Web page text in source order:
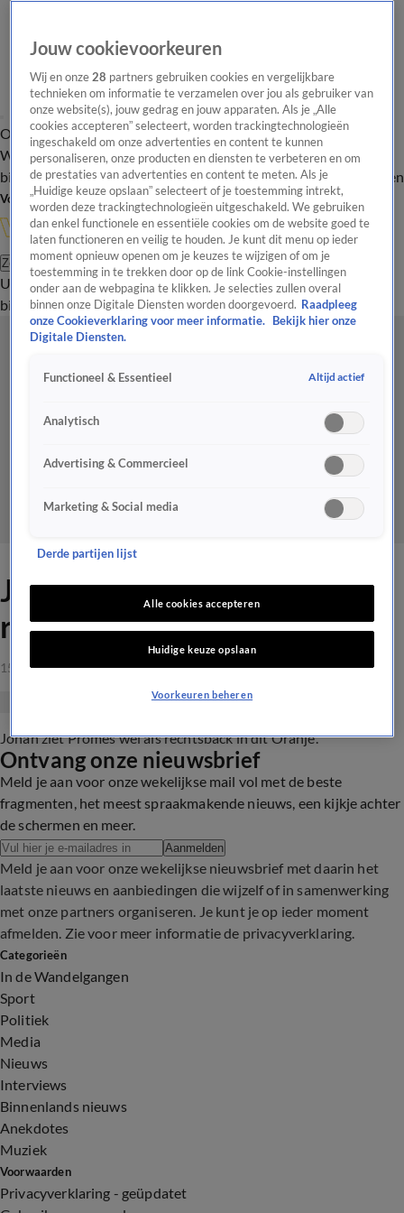
Overzicht Onze programma's Uitzendingen Onze gezichten
In de
WandelgangenInterviewsUitzending
bijwonenPodcastShopVeelgestelde vragenKijkersvraag insturen
Volg Vandaag Inside
Zoeken
UitzendingenVandaag InsideDe OranjezomerShopUitzending
bijwonen
Johan oppert: 'Zet Promes
rechtsback in Oranje'
15 okt 2019, 00:47
Johan ziet Promes wel als rechtsback in dit Oranje.
Ontvang onze nieuwsbrief
Meld je aan voor onze wekelijkse mail vol met de beste
fragmenten, het meest spraakmakende nieuws, een kijkje achter
de schermen en meer.
Aanmelden
Meld je aan voor onze wekelijkse nieuwsbrief met daarin het
laatste nieuws en aanbiedingen die wijzelf of in samenwerking
met onze partners organiseren. Je kunt je op ieder moment
afmelden. Zie voor meer informatie de privacyverklaring.
Categorieën
In de Wandelgangen
Sport
Politiek
Media
Nieuws
Interviews
Binnenlands nieuws
Anekdotes
Muziek
Voorwaarden
Privacyverklaring - geüpdatet
Jouw cookievoorkeuren
Wij en onze28 partners gebruiken cookies en vergelijkbare
technieken om informatie te verzamelen over jou als gebruiker van
onze website(s), jouw gedrag en jouw apparaten. Als je „Alle
cookies accepteren” selecteert, worden trackingtechnologieën
ingeschakeld om onze advertenties en content te kunnen
personaliseren, onze producten en diensten te verbeteren en om
de prestaties van advertenties en content te meten. Als je
„Huidige keuze opslaan” selecteert of je toestemming intrekt,
worden deze trackingtechnologieën uitgeschakeld. We gebruiken
dan enkel functionele en essentiële cookies om de website goed te
laten functioneren en veilig te houden. Je kunt dit menu op ieder
moment opnieuw openen om je keuzes te wijzigen of om je
toestemming in te trekken door op de link Cookie-instellingen
onder aan de webpagina te klikken. Je selecties zullen overal
binnen onze Digitale Diensten worden doorgevoerd. Raadpleeg
onze Cookieverklaring voor meer informatie.
Bekijk hier onze
Digitale Diensten.
Functioneel & Essentieel Altijd actief
Analytisch
Advertising & Commercieel
Marketing & Social media
Derde partijen lijst
Alle cookies accepteren
Huidige keuze opslaan
Voorkeuren beheren